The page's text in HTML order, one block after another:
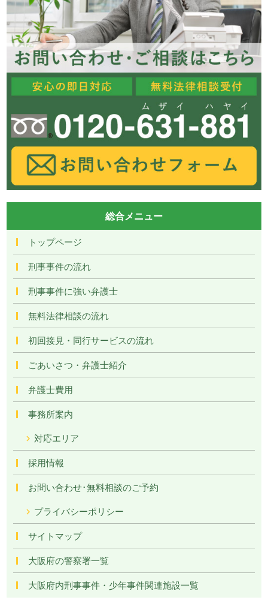
総合メニュー
トップページ
刑事事件の流れ
刑事事件に強い弁護士
無料法律相談の流れ
初回接見・同行サービスの流れ
ごあいさつ・弁護士紹介
弁護士費用
事務所案内
対応エリア
採用情報
お問い合わせ･無料相談のご予約
プライバシーポリシー
サイトマップ
大阪府の警察署一覧
大阪府内刑事事件・少年事件関連施設一覧